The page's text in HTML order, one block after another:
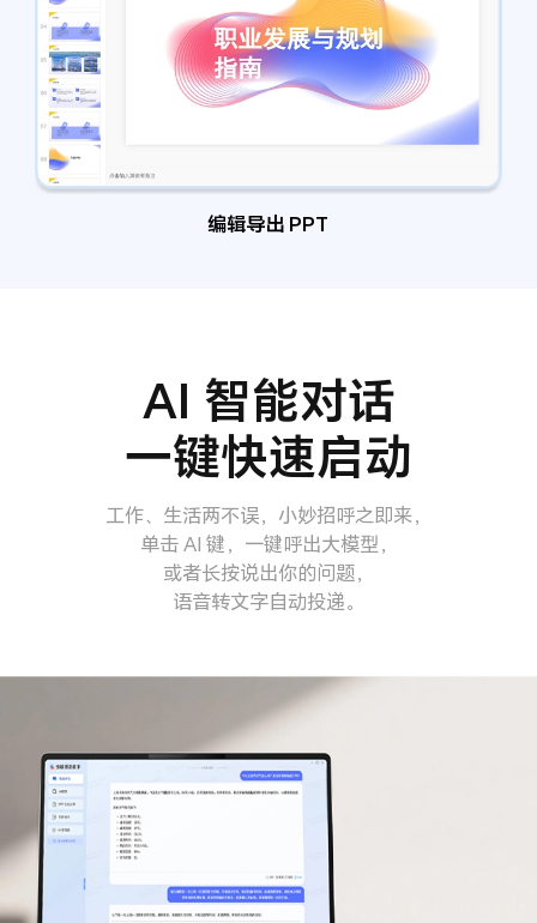
编辑导出 PPT
AI 智能对话
一键快速启动
工作、生活两不误，小妙招呼之即来，
单击 AI 键，一键呼出大模型，
或者长按说出你的问题，
语音转文字自动投递。